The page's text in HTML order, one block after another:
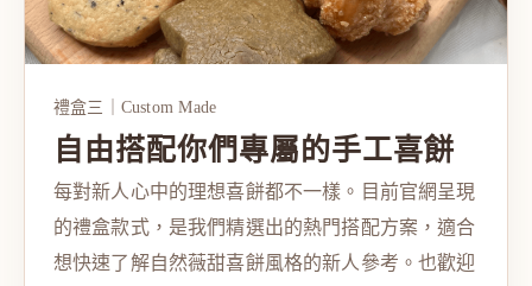
禮盒三｜Custom Made
自由搭配你們專屬的手工喜餅
每對新人心中的理想喜餅都不一樣。目前官網呈現
的禮盒款式，是我們精選出的熱門搭配方案，適合
想快速了解自然薇甜喜餅風格的新人參考。也歡迎